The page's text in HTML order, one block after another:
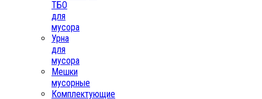
ТБО
для
мусора
Урна
для
мусора
Мешки
мусорные
Комплектующие